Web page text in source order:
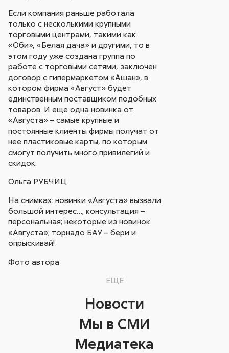
Если компания раньше работала
только с несколькими крупными
торговыми центрами, такими как
«Оби», «Белая дача» и другими, то в
этом году уже создана группа по
работе с торговыми сетями, заключен
договор с гипермаркетом «Ашан», в
котором фирма «Август» будет
единственным поставщиком подобных
товаров. И еще одна новинка от
«Августа» – самые крупные и
постоянные клиенты фирмы получат от
нее пластиковые карты, по которым
смогут получить много привилегий и
скидок.
Ольга РУБЧИЦ
На снимках: новинки «Августа» вызвали
большой интерес…; консультация –
персональная; некоторые из новинок
«Августа»; торнадо БАУ – бери и
опрыскивай!
Фото автора
ЕЩЕ
Новости
Мы в СМИ
Медиатека